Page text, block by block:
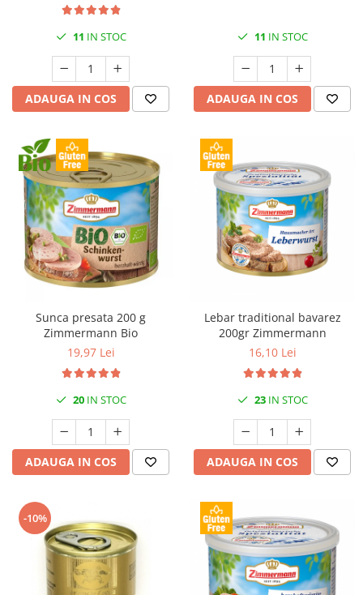
11 IN STOC
ADAUGA IN COS
11 IN STOC
ADAUGA IN COS
Sunca presata 200 g
Zimmermann Bio
19,97 Lei
20IN STOC
ADAUGA IN COS
Lebar traditional bavarez
200gr Zimmermann
16,10 Lei
23IN STOC
ADAUGA IN COS
-10%